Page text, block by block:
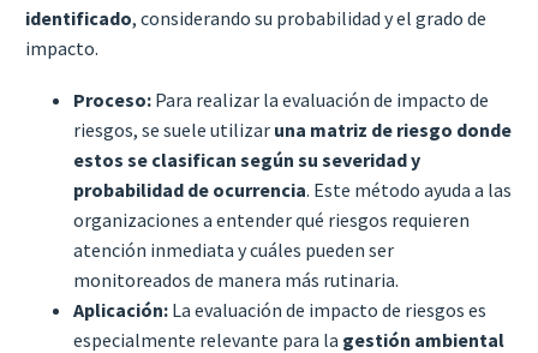
identificado, considerando su probabilidad y el grado de
impacto.
Proceso: Para realizar la evaluación de impacto de
riesgos, se suele utilizar una matriz de riesgo donde
estos se clasifican según su severidad y
probabilidad de ocurrencia. Este método ayuda a las
organizaciones a entender qué riesgos requieren
atención inmediata y cuáles pueden ser
monitoreados de manera más rutinaria.
Aplicación: La evaluación de impacto de riesgos es
especialmente relevante para la gestión ambiental